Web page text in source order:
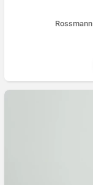
Rossmann